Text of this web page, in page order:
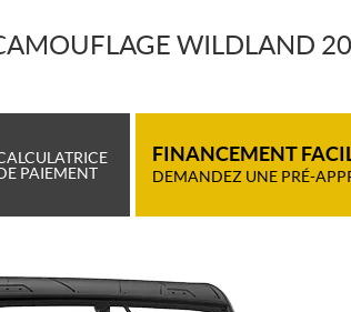
WILDLAND
PAIEMENT
FINANCEMENT
DEMANDEZ UNE PRÉ-